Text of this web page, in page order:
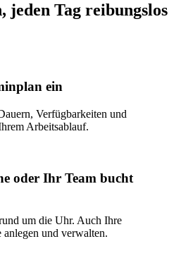
Tag reibungslos
ein
Verfügbarkeiten und
Arbeitsablauf.
oder Ihr Team bucht
um die Uhr. Auch Ihre
anlegen und verwalten.